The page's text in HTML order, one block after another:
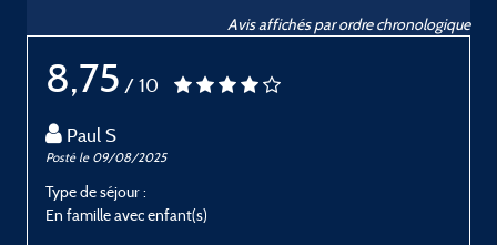
Avis affichés par ordre chronologique
8,75 / 10
Paul S
Posté le 09/08/2025
Type de séjour :
En famille avec enfant(s)